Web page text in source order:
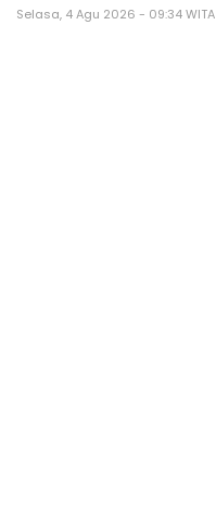
Selasa, 4 Agu 2026 - 09:34 WITA